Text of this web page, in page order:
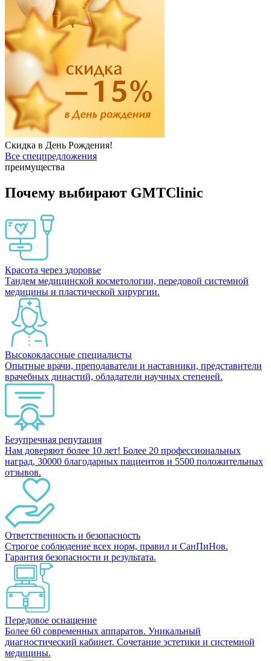
Скидка в День Рождения!
Все спецпредложения
преимущества
Почему выбирают GMTClinic
Красота через здоровье
Тандем медицинской косметологии, передовой системной
медицины и пластической хирургии.
Высококлассные специалисты
Опытные врачи, преподаватели и наставники, представители
врачебных династий, обладатели научных степеней.
Безупречная репутация
Нам доверяют более 10 лет! Более 20 профессиональных
наград, 30000 благодарных пациентов и 5500 положительных
отзывов.
Ответственность и безопасность
Строгое соблюдение всех норм, правил и СанПиНов.
Гарантия безопасности и результата.
Передовое оснащение
Более 60 современных аппаратов. Уникальный
диагностический кабинет. Сочетание эстетики и системной
медицины.